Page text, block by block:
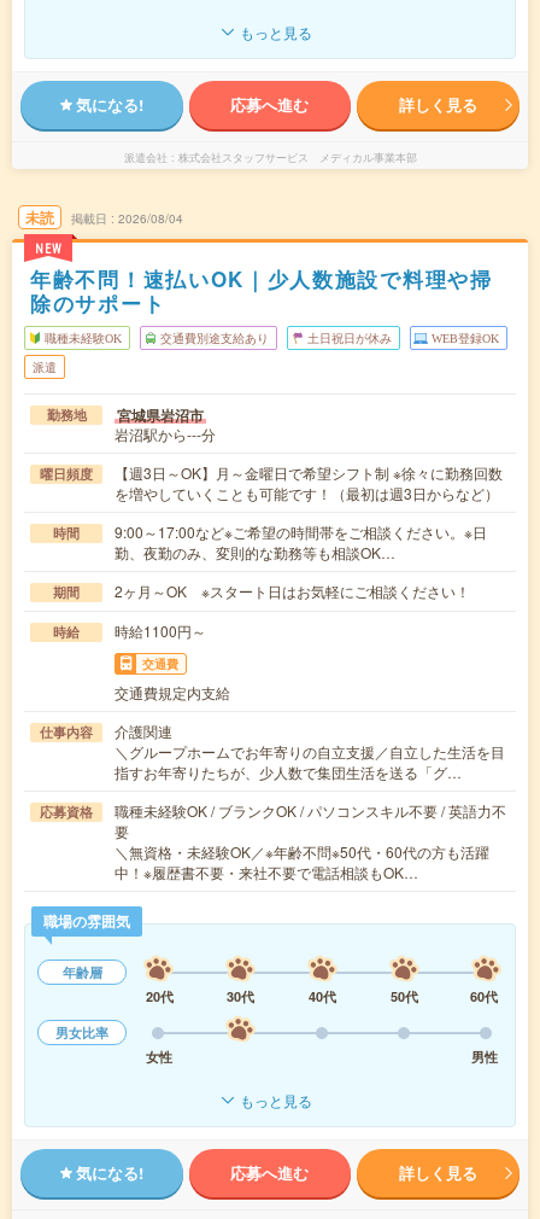
もっと見る
気になる! 応募へ進む 詳しく見る
派遣会社 株式会社スタッフサービス メディカル事業本部
未読
NEW
掲載日 2026/08/04
年齢不問！速払いOK｜少人数施設で料理や掃
除のサポート
職種未経験OK 交通費別途支給あり 土日祝日が休み WEB登録OK
派遣
勤務地 宮城県岩沼市
岩沼駅から---分
曜日頻度
【週3日～OK】月～金曜日で希望シフト制 ※徐々に勤務回数
を増やしていくことも可能です！（最初は週3日からなど）
時間
9:00～17:00など※ご希望の時間帯をご相談ください。※日
勤、夜勤のみ、変則的な勤務等も相談OK…
期間 2ヶ月～OK ※スタート日はお気軽にご相談ください！
時給 時給1100円～
交通費
交通費規定内支給
仕事内容
介護関連
＼グループホームでお年寄りの自立支援／自立した生活を目
指すお年寄りたちが、少人数で集団生活を送る「グ…
応募資格
職種未経験OK / ブランクOK / パソコンスキル不要 / 英語力不
要
＼無資格・未経験OK／※年齢不問※50代・60代の方も活躍
中！※履歴書不要・来社不要で電話相談もOK…
職場の雰囲気
年齢層
20代
30代 40代 50代
60代
男女比率
女性
男性
もっと見る
気になる! 応募へ進む 詳しく見る